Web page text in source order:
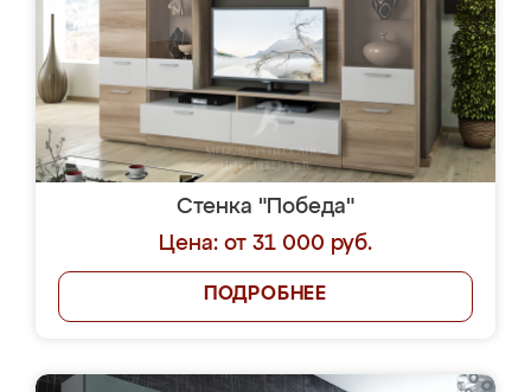
Стенка "Победа"
Цена: от 31 000 руб.
ПОДРОБНЕЕ